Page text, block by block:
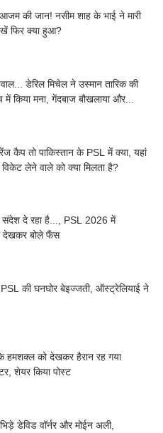
आजम की जान! नसीम शाह के भाई ने मारी
फिर क्या हुआ?
डेरिल मिचेल ने उस्मान तारिक की
किया मना, गेंदबाज बौखलाया और...
कैप तो पाकिस्तान के PSL में क्या, यहां
लेने वाले को क्या मिलता है?
संदेश दे रहा है..., PSL 2026 में
देखकर बोले फैंस
PSL की घनघोर बेइज्जती, ऑस्ट्रेलियाई ने
हमशक्ल को देखकर हैरान रह गया
शेयर किया पोस्ट
डेविड वॉर्नर और मोईन अली,